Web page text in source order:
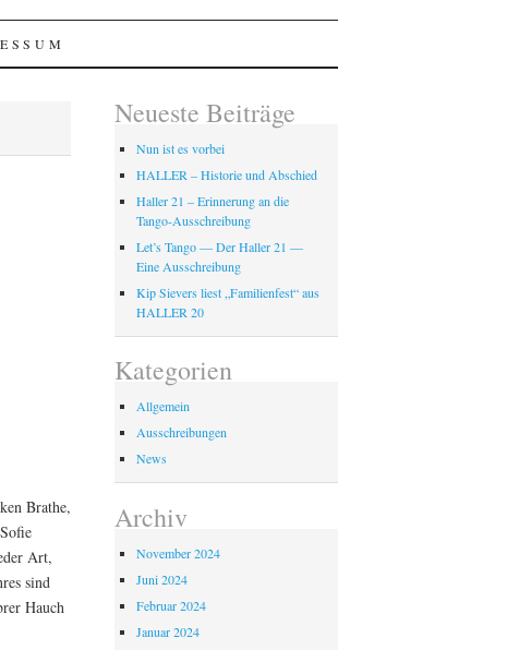
Brathe,
Art,
sind
Hauch
Neueste Beiträge
Nun ist es vorbei
HALLER – Historie und Abschied
Haller 21 – Erinnerung an die
Tango-Ausschreibung
Let’s Tango — Der Haller 21 —
Eine Ausschreibung
Kip Sievers liest „Familienfest“ aus
HALLER 20
Kategorien
Allgemein
Ausschreibungen
News
Archiv
November 2024
Juni 2024
Februar 2024
Januar 2024